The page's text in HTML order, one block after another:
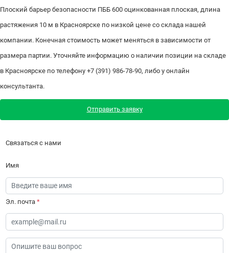
Плоский барьер безопасности ПББ 600 оцинкованная плоская, длина
растяжения 10 м в Красноярске по низкой цене со склада нашей
компании. Конечная стоимость может меняться в зависимости от
размера партии. Уточняйте информацию о наличии позиции на складе
в Красноярске по телефону +7 (391) 986-78-90, либо у онлайн
консультанта.
Отправить заявку
Связаться с нами
Имя
Эл. почта *